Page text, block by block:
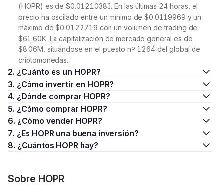
(HOPR) es de $0.01210383. En las últimas 24 horas, el
precio ha oscilado entre un mínimo de $0.0119969 y un
máximo de $0.0122719 con un volumen de trading de
$61.60K. La capitalización de mercado general es de
$8.06M, situándose en el puesto nº 1264 del global de
criptomonedas.
2. ¿Cuánto es un HOPR?
3. ¿Cómo invertir en HOPR?
4. ¿Dónde comprar HOPR?
5. ¿Cómo comprar HOPR?
6. ¿Cómo vender HOPR?
7. ¿Es HOPR una buena inversión?
8. ¿Cuántos HOPR hay?
Sobre HOPR